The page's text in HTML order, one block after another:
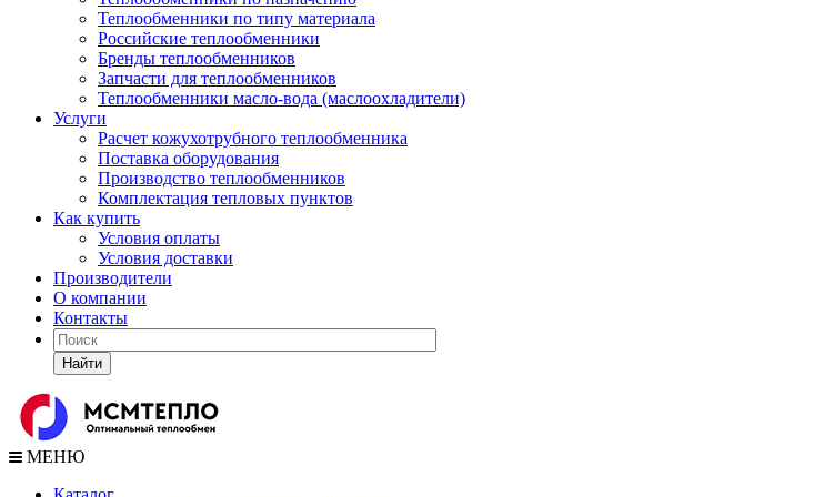
Теплообменники по типу материала
Российские теплообменники
Бренды теплообменников
Запчасти для теплообменников
Теплообменники масло-вода (маслоохладители)
Услуги
Расчет кожухотрубного теплообменника
Поставка оборудования
Производство теплообменников
Комплектация тепловых пунктов
Как купить
Условия оплаты
Условия доставки
Производители
О компании
Контакты
Найти
МЕНЮ